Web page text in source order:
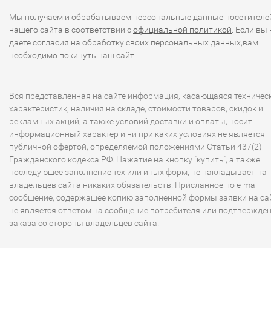
Мы получаем и обрабатываем персональные данные
нашего сайта в соответствии софициальной политикой . Если вы
даете согласия на обработку своих персональных данных,вам
необходимо покинуть наш сайт.
Вся представленная на сайте информация, касающаяся
характеристик, наличия на складе, стоимости товаров, скидок и
рекламных акций, а также условий доставки и оплаты, носит
информационный характер и ни при каких условиях не является
публичной офертой, определяемой положениями Статьи 437(2)
Гражданского кодекса РФ. Нажатие на кнопку "купить", а также
последующее заполнение тех или иных форм, не накладывает на
владельцев сайта никаких обязательств. Присланное по e-mail
сообщение, содержащее копию заполненной формы заявки на
не является ответом на сообщение потребителя или
заказа со стороны владельцев сайта.